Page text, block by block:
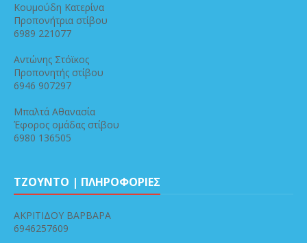
Κουμούδη Κατερίνα
Προπονήτρια στίβου
6989 221077
Αντώνης Στόϊκος
Προπονητής στίβου
6946 907297
Μπαλτά Αθανασία
Έφορος ομάδας στίβου
6980 136505
ΤΖΟΥΝΤΟ | ΠΛΗΡΟΦΟΡΙΕΣ
ΑΚΡΙΤΙΔΟΥ ΒΑΡΒΑΡΑ
6946257609